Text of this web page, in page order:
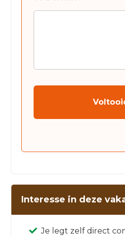
Interesse in deze
Je legt zelf direct